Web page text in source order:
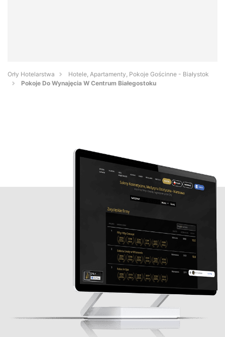
Orły Hotelarstwa
Hotele, Apartamenty, Pokoje Gościnne - Białystok
Pokoje Do Wynajęcia W Centrum Białegostoku